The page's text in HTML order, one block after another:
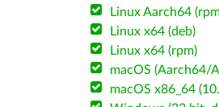
Linux Aarch64
Linux x64 (deb)
Linux x64 (rpm)
macOS (Aarch64/
macOS x86_64